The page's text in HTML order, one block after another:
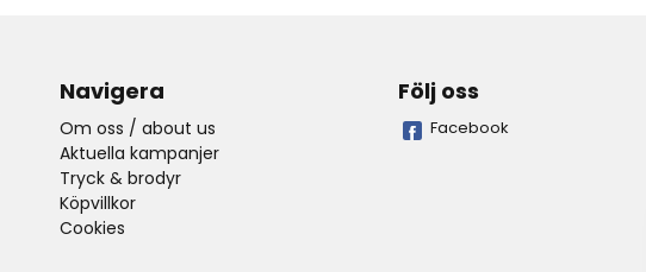
Navigera
Om oss / about us
Aktuella kampanjer
Tryck & brodyr
Köpvillkor
Cookies
Följ oss
Facebook